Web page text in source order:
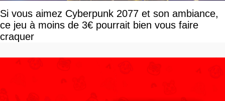
Si vous aimez Cyberpunk 2077 et son ambiance,
ce jeu à moins de 3€ pourrait bien vous faire
craquer